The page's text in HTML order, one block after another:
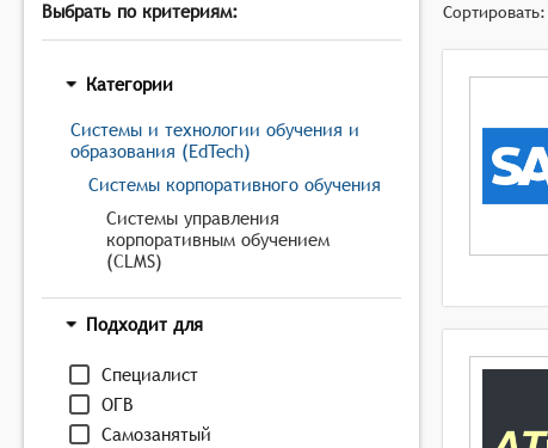
Выбрать по критериям:
Категории
Системы и технологии обучения и
образования (EdTech)
Системы корпоративного обучения
Системы управления
корпоративным обучением
(CLMS)
Подходит для
Специалист
ОГВ
Самозанятый
Сортировать: